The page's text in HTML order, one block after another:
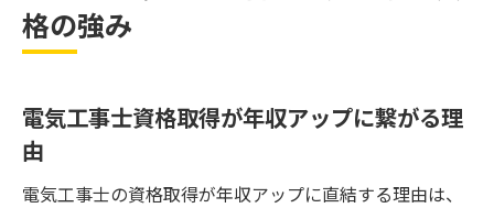
格の強み
電気工事士資格取得が年収アップに繋がる理
由
電気工事士の資格取得が年収アップに直結する理由は、